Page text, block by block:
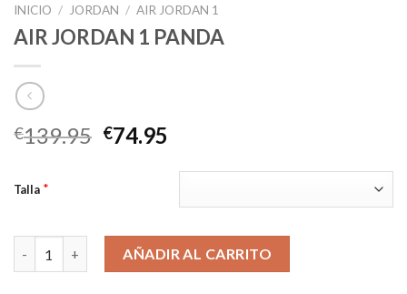
INICIO / JORDAN / AIR JORDAN 1
AIR JORDAN 1 PANDA
€139.95 El
€74.95
actual
es:
Talla *
AIR JORDAN 1 PANDA cantidadAÑADIR AL CARRITO